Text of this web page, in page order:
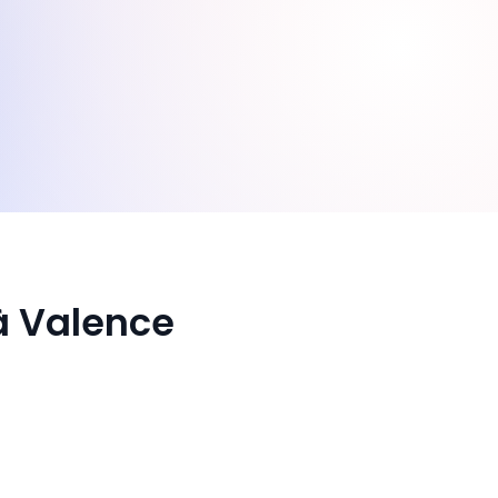
Valence